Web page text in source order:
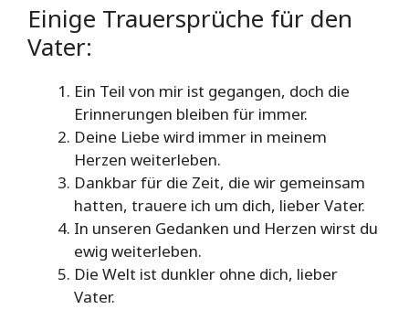
Einige Trauersprüche für den
Vater:
Ein Teil von mir ist gegangen, doch die
Erinnerungen bleiben für immer.
Deine Liebe wird immer in meinem
Herzen weiterleben.
Dankbar für die Zeit, die wir gemeinsam
hatten, trauere ich um dich, lieber Vater.
In unseren Gedanken und Herzen wirst du
ewig weiterleben.
Die Welt ist dunkler ohne dich, lieber
Vater.